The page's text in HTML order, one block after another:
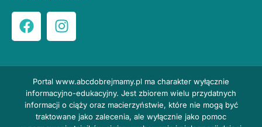
Portal www.abcdobrejmamy.pl ma charakter wyłącznie
informacyjno-edukacyjny. Jest zbiorem wielu przydatnych
informacji o ciąży oraz macierzyństwie, które nie mogą być
traktowane jako zalecenia, ale wyłącznie jako pomoc